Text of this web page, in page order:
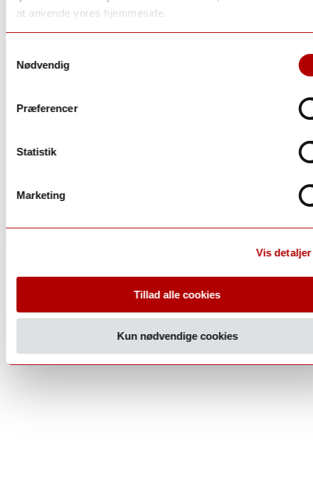
at anvende vores hjemmeside.
Nødvendig
Præferencer
Statistik
Marketing
Vis detaljer
Tillad alle cookies
Kun nødvendige cookies
Mencia og caino med 15% albarino
Tilføj til favoritter